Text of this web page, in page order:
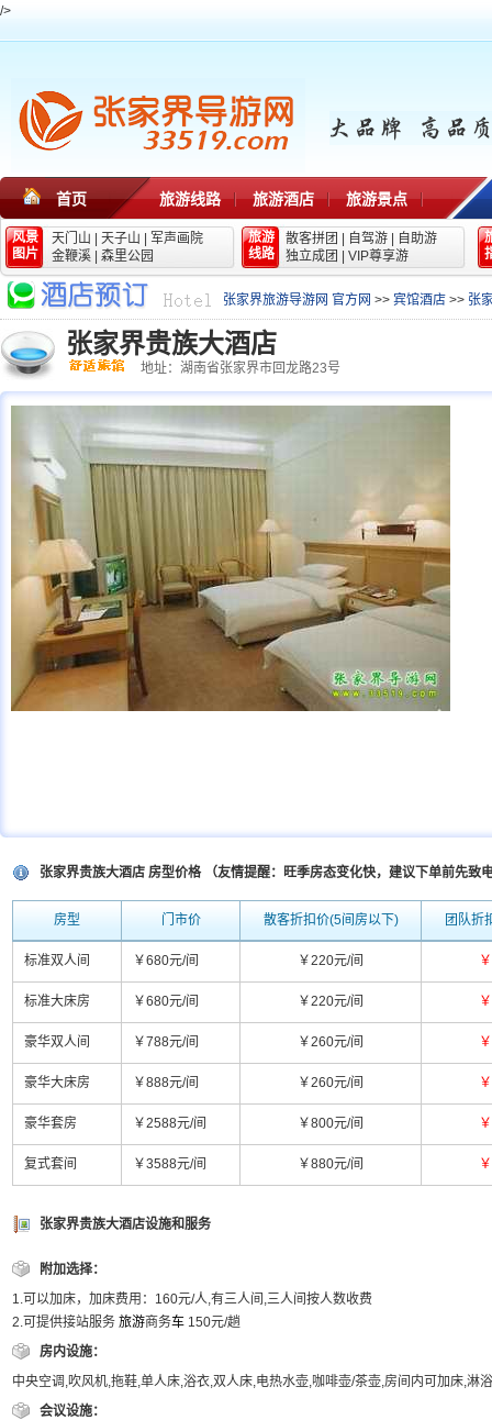
/>
首页 旅游线路 旅游酒店 旅游景点
风景
图片
天门山 天子山
军声画院
金鞭溪
森里公园
旅游
线路
散客拼团 自驾游
自助游
独立成团
VIP尊享游
张家界旅游导游网 官方网 >> 宾馆酒店 >> 张
张家界贵族大酒店
地址：湖南省张家界市回龙路23号
张家界贵族大酒店 房型价格 （友情提醒：旺季房态变化快，建议下单前先致
房型 门市价 散客折扣价(5间房以下) 团队折
标准双人间 ￥680元/间 ￥220元/间
标准大床房 ￥680元/间 ￥220元/间
豪华双人间 ￥788元/间 ￥260元/间
豪华大床房 ￥888元/间 ￥260元/间
豪华套房 ￥2588元/间 ￥800元/间
复式套间 ￥3588元/间 ￥880元/间
张家界贵族大酒店设施和服务
附加选择：
1.可以加床，加床费用：160元/人,有三人间,三人间按人数收费
2.可提供接站服务 旅游商务车 150元/趟
房内设施：
中央空调,吹风机,拖鞋,单人床,浴衣,双人床,电热水壶,咖啡壶/茶壶,房间内可加床,淋
会议设施：